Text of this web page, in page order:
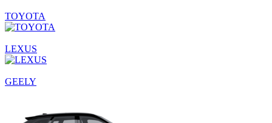
TOYOTA
LEXUS
GEELY